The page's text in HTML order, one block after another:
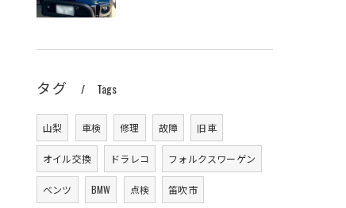
タグ Tags
山梨 車検 修理 故障 旧車
オイル交換 ドラレコ フォルクスワーゲン
ベンツ BMW 点検 笛吹市